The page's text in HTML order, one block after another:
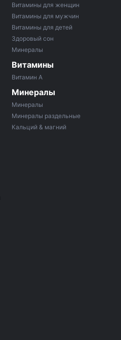
Витамины для женщин
Витамины для мужчин
Витамины для детей
Здоровый сон
Минералы
Витамины
Витамин A
Минералы
Минералы
Минералы раздельные
Кальций & магний